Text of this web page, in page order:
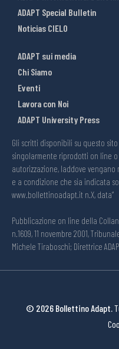
ADAPT Special Bulletin
Noticias CIELO
ADAPT sui media
Chi Siamo
Eventi
Lavora con Noi
ADAPT University Press
Gli scritti disponibili su questo
singolarmente riprodotti on line
autorizzazione, laddove
e a condizione che sia indicata
www.bollettinoadapt.it n.X, data“
Pubblicazione on line della
n.1609, 11 novembre 2001,
Michele Tiraboschi; Direttrice
© 2026 Bollettino Adapt.